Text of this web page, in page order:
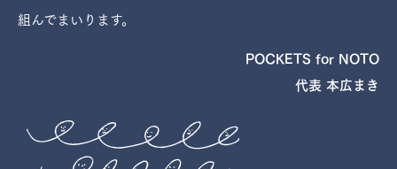
組んでまいります。
POCKETS for NOTO
代表 本広まき